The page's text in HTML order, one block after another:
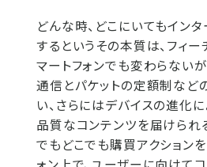
どんな時、どこにいてもイン
するというその本質は、フィー
マートフォンでも変わらない
通信とパケットの定額制など
い、さらにはデバイスの進化に
品質なコンテンツを届けられ
でもどこでも購買アクション